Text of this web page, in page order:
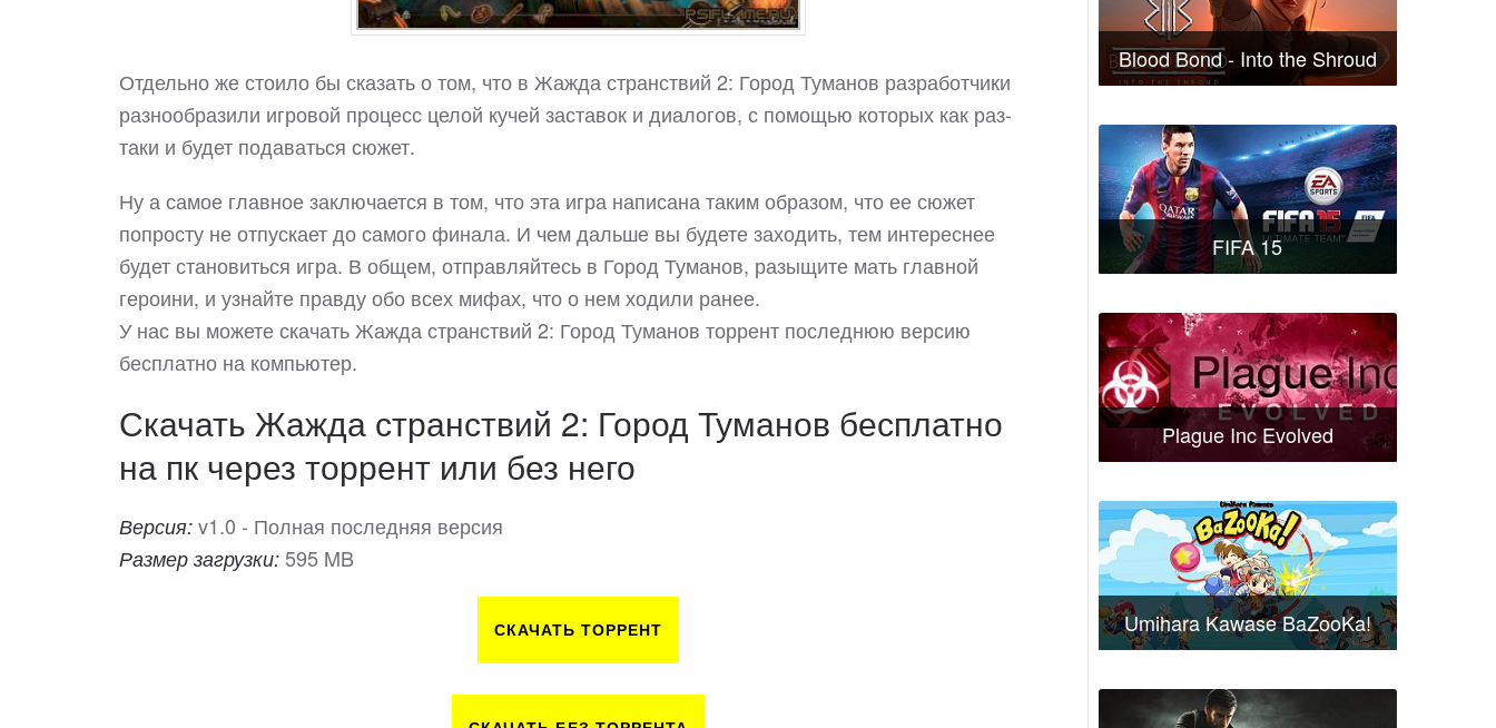
Отдельно же стоило бы сказать о том, что в Жажда странствий 2: Город Туманов разработчики
разнообразили игровой процесс целой кучей заставок и диалогов, с помощью которых как раз-
таки и будет подаваться сюжет.
Ну а самое главное заключается в том, что эта игра написана таким образом, что ее сюжет
попросту не отпускает до самого финала. И чем дальше вы будете заходить, тем интереснее
будет становиться игра. В общем, отправляйтесь в Город Туманов, разыщите мать главной
героини, и узнайте правду обо всех мифах, что о нем ходили ранее.
У нас вы можете скачать Жажда странствий 2: Город Туманов торрент последнюю версию
бесплатно на компьютер.
Скачать Жажда странствий 2: Город Туманов бесплатно
на пк через торрент или без него
Версия: v1.0 - Полная последняя версия
Размер загрузки: 595 MB
СКАЧАТЬ ТОРРЕНТ
Blood Bond - Into the Shroud
FIFA 15
Plague Inc Evolved
Umihara Kawase BaZooKa!